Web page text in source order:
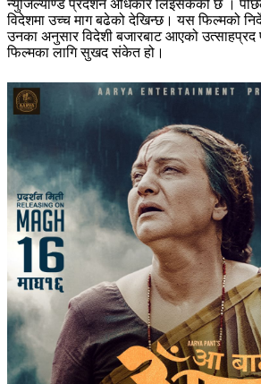
न्युजिल्याण्ड प्रदर्शन अधिकार लिइसकेको छ ।
विदेशमा उच्च माग बढेको देखिन्छ। यस फिल्मको
उनका अनुसार विदेशी बजारबाट आएको उत्साहप्रद
फिल्मका लागि सुखद संकेत हो।